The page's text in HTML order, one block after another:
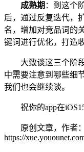
成熟期 ：到这个
后，通过反复迭代，
名，增加对竞品词的
键词进行优化，打造
大致谈这三个阶
中需要注意到哪些细
我们也会继续谈。
祝你的app在
原创文章，作者
https://